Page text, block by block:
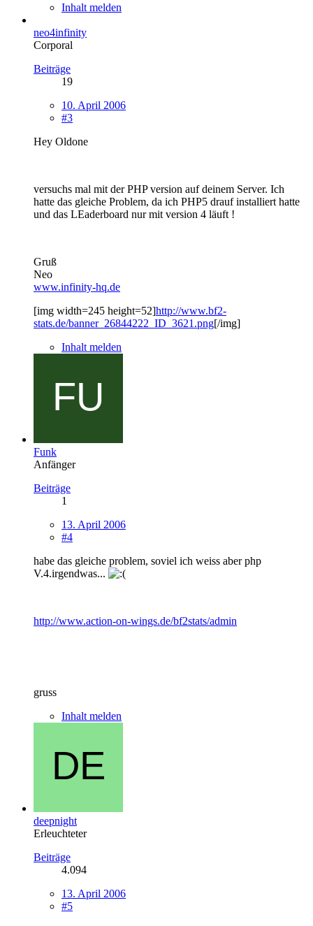
Inhalt melden
neo4infinity
Corporal
Beiträge
19
10. April 2006
#3
Hey Oldone
versuchs mal mit der PHP version auf deinem Server. Ich
hatte das gleiche Problem, da ich PHP5 drauf installiert hatte
und das LEaderboard nur mit version 4 läuft !
Gruß
Neo
www.infinity-hq.de
[img width=245 height=52]http://www.bf2-
stats.de/banner_26844222_ID_3621.png[/img]
Inhalt melden
Funk
Anfänger
Beiträge
1
13. April 2006
#4
habe das gleiche problem, soviel ich weiss aber php
V.4.irgendwas...
http://www.action-on-wings.de/bf2stats/admin
gruss
Inhalt melden
deepnight
Erleuchteter
Beiträge
4.094
13. April 2006
#5